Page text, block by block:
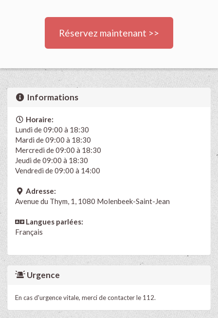
Réservez maintenant >>
Informations
Horaire:
Lundi de 09:00 à 18:30
Mardi de 09:00 à 18:30
Mercredi de 09:00 à 18:30
Jeudi de 09:00 à 18:30
Vendredi de 09:00 à 14:00
Adresse:
Avenue du Thym, 1, 1080 Molenbeek-Saint-Jean
Langues parlées:
Français
Urgence
En cas d'urgence vitale, merci de contacter le 112.